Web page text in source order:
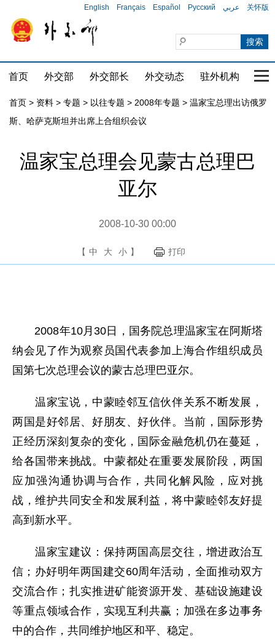
English Français Español Русский عربي 关怀版
首页 外交部 外交部长 外交动态 驻外机构 国
首页 > 资料 > 专题 > 以往专题 > 2008年专题 > 温家宝总理出访俄罗
斯、哈萨克斯坦并出席上合组织会议
温家宝总理会见蒙古总理巴
亚尔
2008-10-30 00:00
【 中 大 小 】 打印
2008年10月30日，国务院总理温家宝在阿斯塔
纳会见了作为观察员国代表参加上海合作组织成员
国第七次总理会议的蒙古总理巴亚尔。
温家宝说，中蒙睦邻互信伙伴关系不断发展，
两国是好邻居、好朋友、好伙伴。当前，国际形势
正经历深刻复杂的变化，国际金融危机仍在蔓延，
给各国带来挑战。中蒙都处在重要发展阶段，两国
应加强沟通协调与合作，共同化解风险，应对挑
战，维护共同安全和发展利益，将中蒙睦邻友好提
高到新水平。
温家宝建议：保持两国高层交往，增进政治互
信；办好明年两国建交60周年活动，全面推动双方
交流合作；扎实推进矿能资源开发、基础设施建设
等重点领域合作，实现互利共赢；加强在多边事务
中的合作，共同维护地区和平、稳定。